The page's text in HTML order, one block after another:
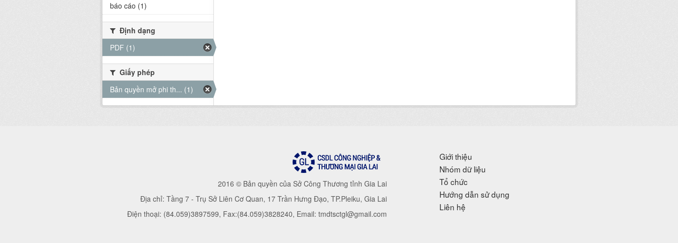
báo cáo (1)
Định dạng
PDF (1)
Giấy phép
Bản quyền mở phi th... (1)
2016 © Bản quyền của Sở Công Thương tỉnh Gia Lai
Địa chỉ: Tầng 7 - Trụ Sở Liên Cơ Quan, 17 Trần Hưng Đạo, TP.Pleiku, Gia Lai
Điện thoại: (84.059)3897599, Fax:(84.059)3828240, Email: tmdtsctgl@gmail.com
Giới thiệu
Nhóm dữ liệu
Tổ chức
Hướng dẫn sử dụng
Liên hệ